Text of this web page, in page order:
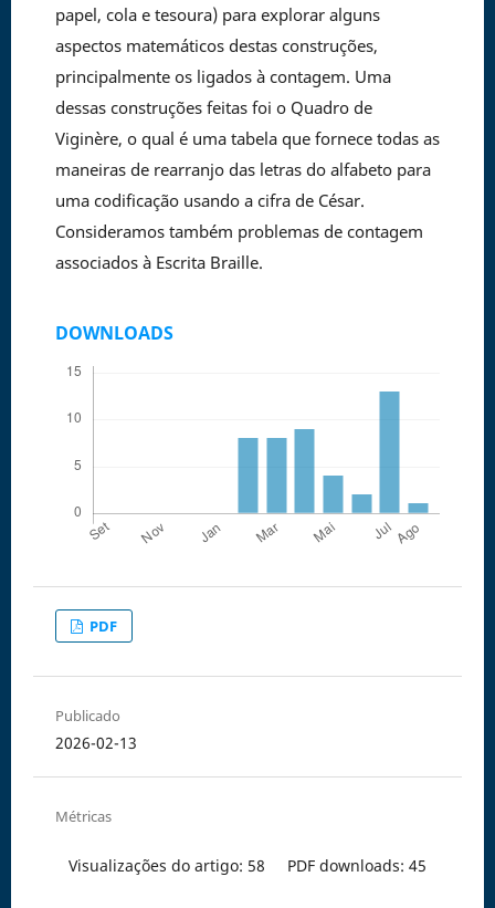
papel, cola e tesoura) para explorar alguns
aspectos matemáticos destas construções,
principalmente os ligados à contagem. Uma
dessas construções feitas foi o Quadro de
Viginère, o qual é uma tabela que fornece todas as
maneiras de rearranjo das letras do alfabeto para
uma codificação usando a cifra de César.
Consideramos também problemas de contagem
associados à Escrita Braille.
DOWNLOADS
PDF
Publicado
2026-02-13
Métricas
Visualizações do artigo: 58 PDF downloads: 45